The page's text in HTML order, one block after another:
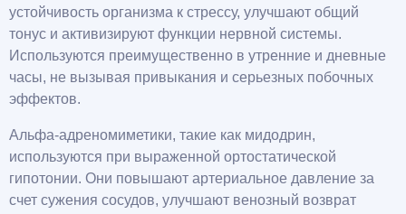
устойчивость организма к стрессу, улучшают общий
тонус и активизируют функции нервной системы.
Используются преимущественно в утренние и дневные
часы, не вызывая привыкания и серьезных побочных
эффектов.
Альфа-адреномиметики, такие как мидодрин,
используются при выраженной ортостатической
гипотонии. Они повышают артериальное давление за
счет сужения сосудов, улучшают венозный возврат